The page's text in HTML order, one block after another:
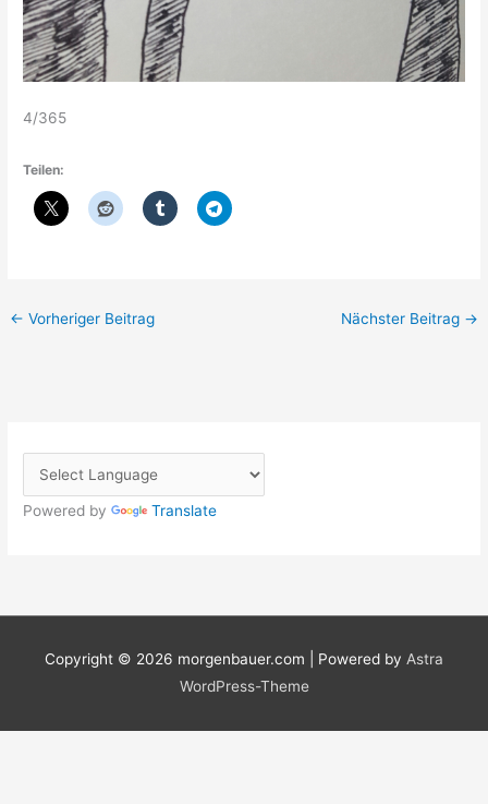
4/365
Teilen:
← Vorheriger Beitrag Nächster Beitrag →
Powered by Translate
Copyright © 2026 morgenbauer.com | Powered by Astra
WordPress-Theme